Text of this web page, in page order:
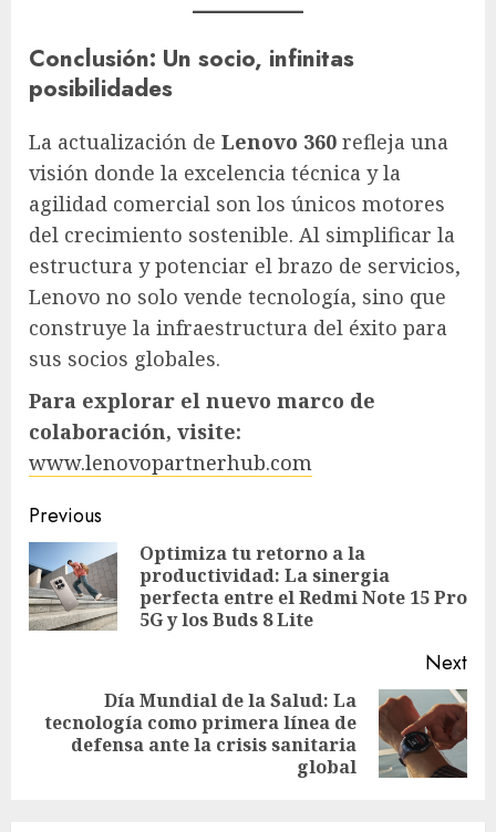
Conclusión: Un socio, infinitas
posibilidades
La actualización de Lenovo 360 refleja una
visión donde la excelencia técnica y la
agilidad comercial son los únicos motores
del crecimiento sostenible. Al simplificar la
estructura y potenciar el brazo de servicios,
Lenovo no solo vende tecnología, sino que
construye la infraestructura del éxito para
sus socios globales.
Para explorar el nuevo marco de
colaboración, visite:
www.lenovopartnerhub.com
Post
navigation
Previous
Optimiza tu retorno a la
productividad: La sinergia
perfecta entre el Redmi Note 15 Pro
5G y los Buds 8 Lite
Next
Next
post:
Día Mundial de la Salud: La
tecnología como primera línea de
defensa ante la crisis sanitaria
global